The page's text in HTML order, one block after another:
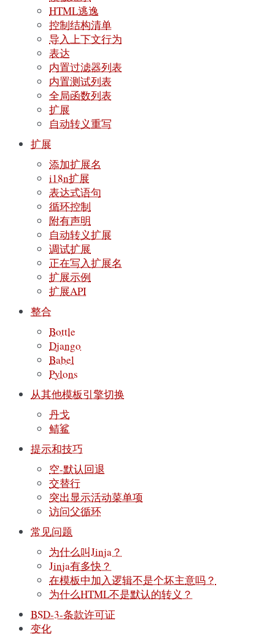
HTML逃逸
控制结构清单
导入上下文行为
表达
内置过滤器列表
内置测试列表
全局函数列表
扩展
自动转义重写
扩展
添加扩展名
i18n扩展
表达式语句
循环控制
附有声明
自动转义扩展
调试扩展
正在写入扩展名
扩展示例
扩展API
整合
Bottle
Django
Babel
Pylons
从其他模板引擎切换
丹戈
鲭鲨
提示和技巧
空-默认回退
交替行
突出显示活动菜单项
访问父循环
常见问题
为什么叫Jinja？
Jinja有多快？
在模板中加入逻辑不是个坏主意吗？
为什么HTML不是默认的转义？
BSD-3-条款许可证
变化